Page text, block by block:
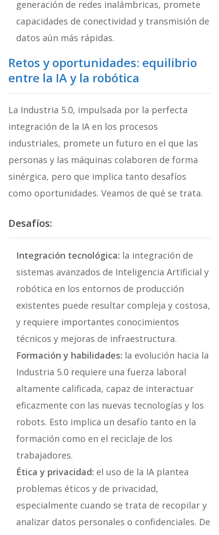
generación de redes inalámbricas, promete
capacidades de conectividad y transmisión de
datos aún más rápidas.
Retos y oportunidades: equilibrio
entre la IA y la robótica
La Industria 5.0, impulsada por la perfecta
integración de la IA en los procesos
industriales, promete un futuro en el que las
personas y las máquinas colaboren de forma
sinérgica, pero que implica tanto desafíos
como oportunidades. Veamos de qué se trata.
Desafíos:
Integración tecnológica: la integración de
sistemas avanzados de Inteligencia Artificial y
robótica en los entornos de producción
existentes puede resultar compleja y costosa,
y requiere importantes conocimientos
técnicos y mejoras de infraestructura.
Formación y habilidades: la evolución hacia la
Industria 5.0 requiere una fuerza laboral
altamente calificada, capaz de interactuar
eficazmente con las nuevas tecnologías y los
robots. Esto implica un desafío tanto en la
formación como en el reciclaje de los
trabajadores.
Ética y privacidad: el uso de la IA plantea
problemas éticos y de privacidad,
especialmente cuando se trata de recopilar y
analizar datos personales o confidenciales. De